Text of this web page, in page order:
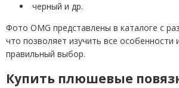
черный и др.
Фото OMG представлены в каталоге с
что позволяет изучить все особенности
правильный выбор.
Купить плюшевые